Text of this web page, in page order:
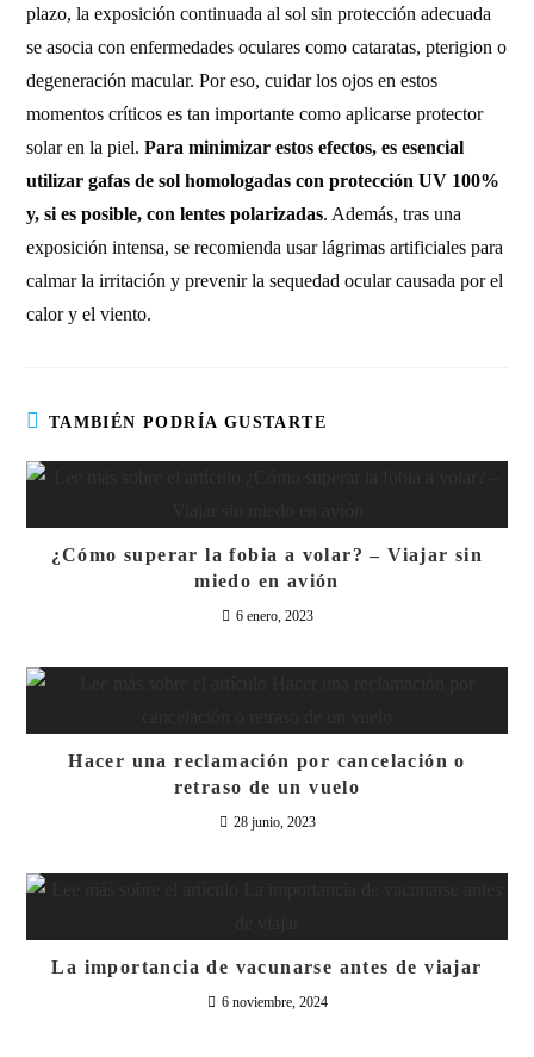
plazo, la exposición continuada al sol sin protección adecuada
se asocia con enfermedades oculares como cataratas, pterigion o
degeneración macular. Por eso, cuidar los ojos en estos
momentos críticos es tan importante como aplicarse protector
solar en la piel.Para minimizar estos efectos, es esencial
utilizar gafas de sol homologadas con protección UV 100%
y, si es posible, con lentes polarizadas. Además, tras una
exposición intensa, se recomienda usar lágrimas artificiales para
calmar la irritación y prevenir la sequedad ocular causada por el
calor y el viento.
TAMBIÉN PODRÍA GUSTARTE
¿Cómo superar la fobia a volar? – Viajar sin
miedo en avión
6 enero, 2023
Hacer una reclamación por cancelación o
retraso de un vuelo
28 junio, 2023
La importancia de vacunarse antes de viajar
6 noviembre, 2024